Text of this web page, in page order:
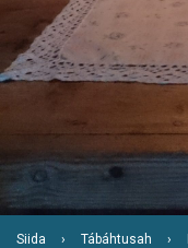
Siida Tábáhtusah